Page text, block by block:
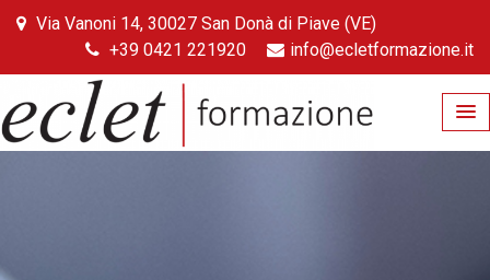
Skip
Via Vanoni 14, 30027 San Donà di Piave (VE)
+39 0421 221920
info@ecletformazione.it